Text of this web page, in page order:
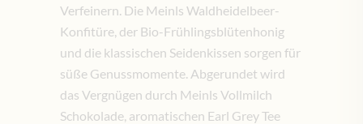
Verfeinern. Die Meinls Waldheidelbeer-
Konfitüre, der Bio-Frühlingsblütenhonig
und die klassischen Seidenkissen sorgen für
süße Genussmomente. Abgerundet wird
das Vergnügen durch Meinls Vollmilch
Schokolade, aromatischen Earl Grey Tee